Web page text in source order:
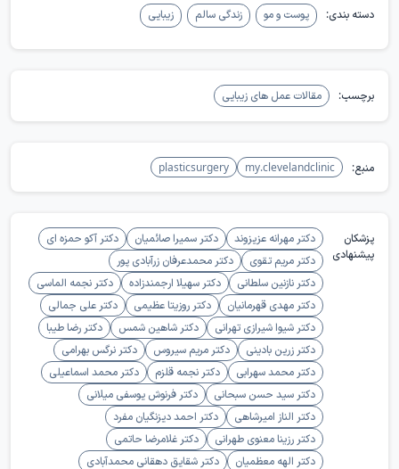
معمولا قرمزی و تورم خفیف است و در موارد نادر سوختگی ممکن است رخ
دسته بندی: پوست و مو زندگی سالم زیبایی
برچسب: مقالات عمل های زیبایی
منبع: my.clevelandclinic
plasticsurgery
پزشکان
پیشنهادی
دکتر مهرانه عزیزوند دکتر سمیرا صائمیان
دکتر آکو حمزه ای
دکتر مریم تقوی
دکتر محمدعرفان زرآبادی پور
دکتر نازنین سلطانی
دکتر سهیلا ارجمندزاده
دکتر نجمه الماسی
دکتر مهدی قهرمانیان
دکتر روزیتا عظیمی
دکتر علی جمالی
دکتر شیوا شیرازی تهرانی
دکتر شاهین شمس
دکتر رضا طیبا
دکتر زرین بادینی
دکتر مریم سیروس
دکتر نرگس بهرامی
دکتر محمد سهرابی
دکتر نجمه قلزم
دکتر محمد اسماعیلی
دکتر سید حسن سبحانی
دکتر فرنوش یوسفی میلانی
دکتر الناز امیرشاهی
دکتر احمد دیزنگیان مفرد
دکتر رزینا معنوی طهرانی
دکتر غلامرضا حاتمی
دکتر الهه معظمیان
دکتر شقایق دهقانی محمدآبادی